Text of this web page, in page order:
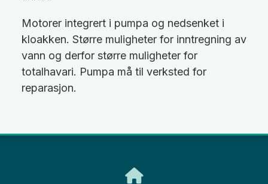
Motorer integrert i pumpa og nedsenket i
kloakken. Større muligheter for inntregning av
vann og derfor større muligheter for
totalhavari. Pumpa må til verksted for
reparasjon.